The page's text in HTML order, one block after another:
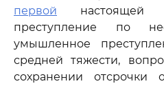
первой настоящей
преступление по
умышленное
средней тяжести,
сохранении отсрочки